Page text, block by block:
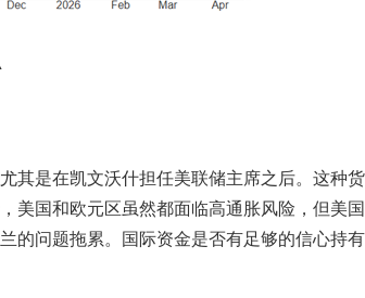
其是在凯文沃什担任美联储主席之后。这种
美国和欧元区虽然都面临高通胀风险，但美
的问题拖累。国际资金是否有足够的信心持